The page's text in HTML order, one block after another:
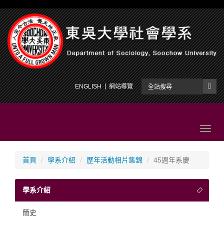
ENGLISH 網站導覽
首頁 學系介紹 歷年活動相片集錦 45週年系慶
學系介紹
簡史